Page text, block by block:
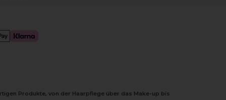
Produkte, von der Haarpflege über das Make-up bis